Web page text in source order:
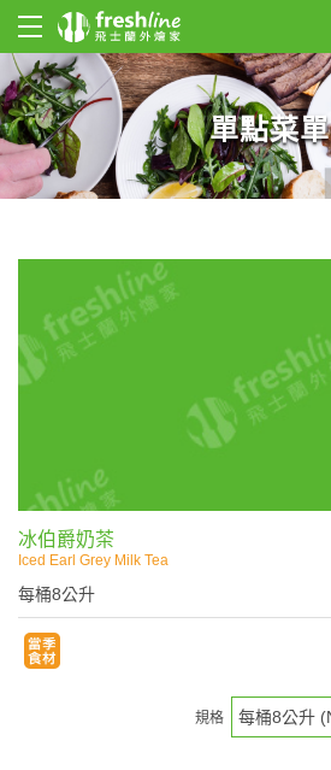
單點菜單
冰伯爵奶茶
Iced Earl Grey Milk Tea
每桶8公升
規格